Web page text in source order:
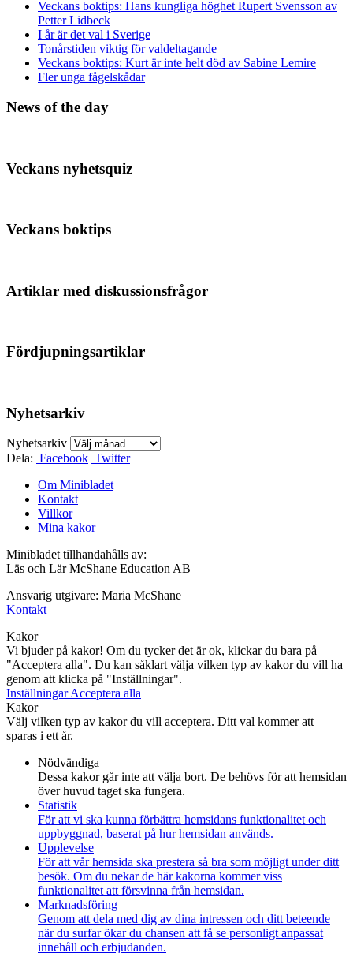
Veckans boktips: Hans kungliga höghet Rupert Svensson av
Petter Lidbeck
I år är det val i Sverige
Tonårstiden viktig för valdeltagande
Veckans boktips: Kurt är inte helt död av Sabine Lemire
Fler unga fågelskådar
News of the day
Veckans nyhetsquiz
Veckans boktips
Artiklar med diskussionsfrågor
Fördjupningsartiklar
Nyhetsarkiv
Nyhetsarkiv
Dela: Facebook Twitter
Om Minibladet
Kontakt
Villkor
Mina kakor
Minibladet tillhandahålls av:
Läs och Lär McShane Education AB
Ansvarig utgivare: Maria McShane
Kontakt
Kakor
Vi bjuder på kakor! Om du tycker det är ok, klickar du bara på
"Acceptera alla". Du kan såklart välja vilken typ av kakor du vill ha
genom att klicka på "Inställningar".
InställningarAcceptera alla
Kakor
Välj vilken typ av kakor du vill acceptera. Ditt val kommer att
sparas i ett år.
Nödvändiga
Dessa kakor går inte att välja bort. De behövs för att hemsidan
över huvud taget ska fungera.
Statistik
För att vi ska kunna förbättra hemsidans funktionalitet och
uppbyggnad, baserat på hur hemsidan används.
Upplevelse
För att vår hemsida ska prestera så bra som möjligt under ditt
besök. Om du nekar de här kakorna kommer viss
funktionalitet att försvinna från hemsidan.
Marknadsföring
Genom att dela med dig av dina intressen och ditt beteende
när du surfar ökar du chansen att få se personligt anpassat
innehåll och erbjudanden.